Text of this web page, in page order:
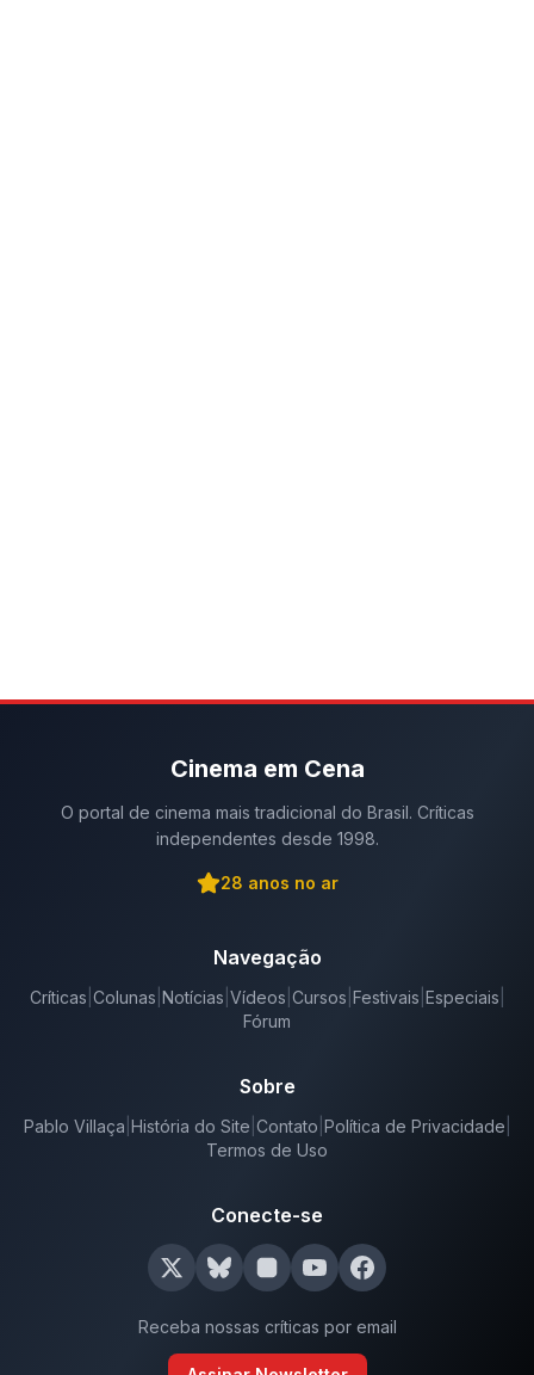
Cinema em Cena
O portal de cinema mais tradicional do Brasil. Críticas
independentes desde 1998.
28 anos no ar
Navegação
Críticas Colunas Notícias Vídeos Cursos Festivais Especiais
Fórum
Sobre
Pablo Villaça História do Site Contato Política de Privacidade
Termos de Uso
Conecte-se
Receba nossas críticas por email